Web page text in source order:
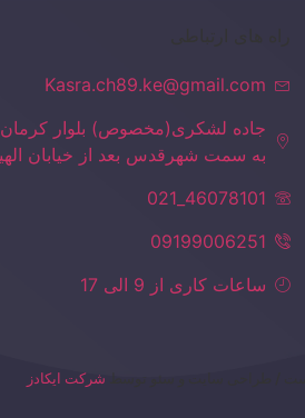
Kasra.ch89.ke@gmail.com
جاده لشکری(مخصوص) بلوار
به سمت شهرقدس بعد از خیابان الهیه
46078101_021
09199006251
ساعات کاری از 9 الی 17
شرکت ایکادز